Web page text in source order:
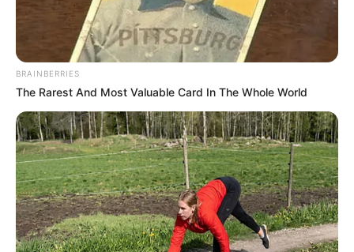
Ashleyk Hawaii (Ashley kolfage)
0
fans love
VOTE
Tanggal Lahir:
16 September1985
Tempat Lahir:
San Angelo ,Texas,Amerika Serikat
BRAINBERRIES
The Rarest And Most Valuable Card In The Whole World